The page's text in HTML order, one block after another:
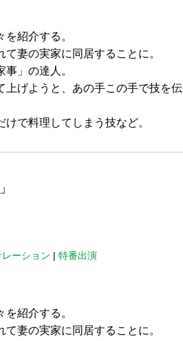
紹介する。
妻の実家に同居することに。
」の達人。
上げようと、あの手この手で技を伝
で料理してしまう技など。
レーション | 特番出演
紹介する。
妻の実家に同居することに。